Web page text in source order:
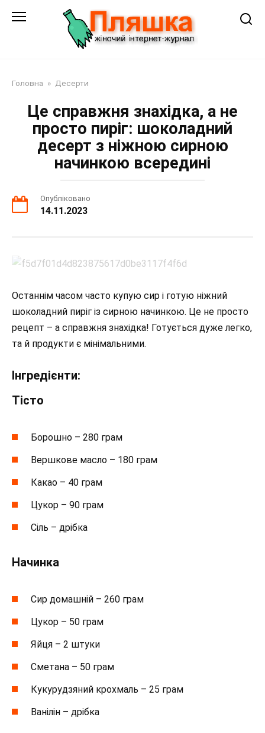
Головна » Десерти
Це справжня знахідка, а не
просто пиріг: шоколадний
десерт з ніжною сирною
начинкою всередині
Опубліковано
14.11.2023
Останнім часом часто купую сир і готую ніжний
шоколадний пиріг із сирною начинкою. Це не просто
рецепт – а справжня знахідка! Готується дуже легко,
та й продукти є мінімальними.
Інгредієнти:
Тісто
Борошно – 280 грам
Вершкове масло – 180 грам
Какао – 40 грам
Цукор – 90 грам
Сіль – дрібка
Начинка
Сир домашній – 260 грам
Цукор – 50 грам
Яйця – 2 штуки
Сметана – 50 грам
Кукурудзяний крохмаль – 25 грам
Ванілін – дрібка